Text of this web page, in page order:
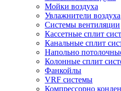
Мойки воздуха
Увлажнители воздуха
Системы вентиляции
Кассетные сплит
Канальные сплит
Напольно
Колонные сплит
Фанкойлы
VRF системы
Компрессорно